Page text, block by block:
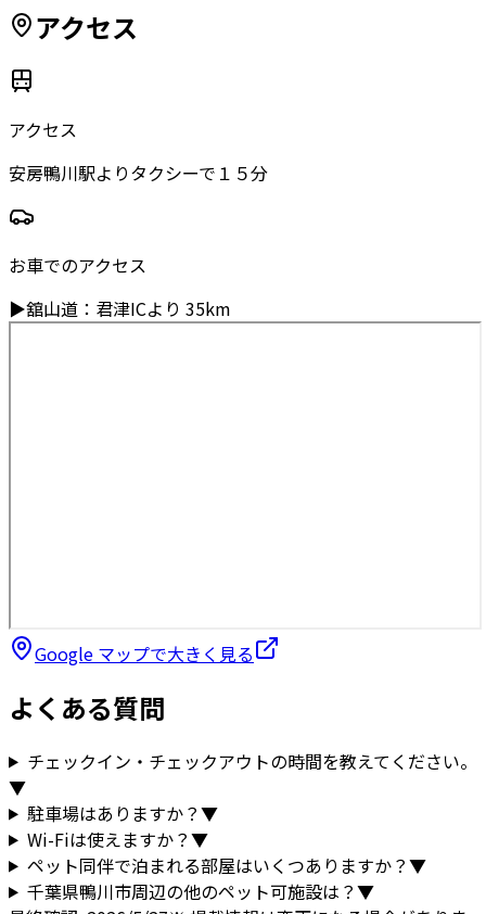
アクセス
アクセス
安房鴨川駅よりタクシーで１５分
お車でのアクセス
▶舘山道 ： 君津ICより 35km
Google マップで大きく見る
よくある質問
チェックイン・チェックアウトの時間を教えてください。
▼
駐車場はありますか？▼
Wi-Fiは使えますか？▼
ペット同伴で泊まれる部屋はいくつありますか？▼
千葉県鴨川市周辺の他のペット可施設は？▼